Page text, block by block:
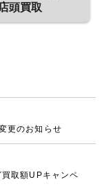
店頭買取
更のお知らせ
取額UPキャンペ